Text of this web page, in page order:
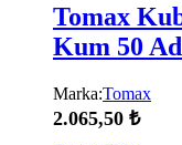
Tomax
Kum 50
Marka:Tomax
2.065,50 ₺